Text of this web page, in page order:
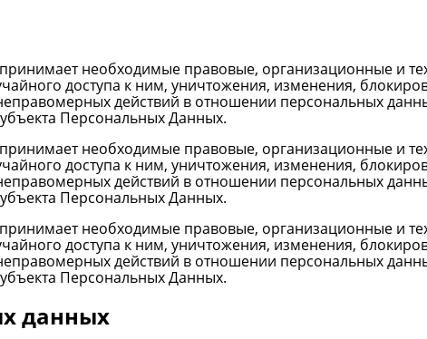
необходимые правовые, организационные и
доступа к ним, уничтожения, изменения,
действий в отношении персональных
Персональных Данных.
необходимые правовые, организационные и
доступа к ним, уничтожения, изменения,
действий в отношении персональных
Персональных Данных.
необходимые правовые, организационные и
доступа к ним, уничтожения, изменения,
действий в отношении персональных
Персональных Данных.
данных